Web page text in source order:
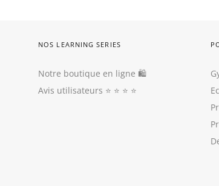
NOS LEARNING SERIES
Notre boutique en ligne 🛍
Avis utilisateurs ⭐️ ⭐️ ⭐️ ⭐️